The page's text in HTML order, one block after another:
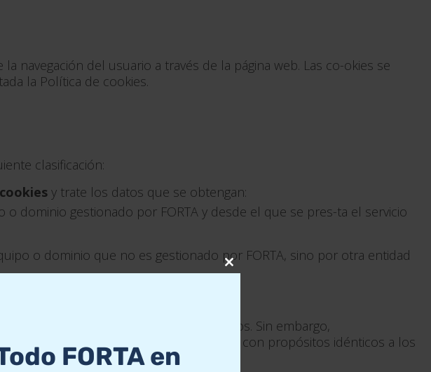
navegación del usuario a través de la página web. Las co-okies se
la Política de cookies.
clasificación:
y trate los datos que se obtengan:
dominio gestionado por FORTA y desde el que se pres-ta el servicio
o dominio que no es gestionado por FORTA, sino por otra entidad
y las cookies utilizadas a tales efectos. Sin embargo,
aunque siempre se referirá a cookies con propósitos idénticos a los
Close
FORTA en